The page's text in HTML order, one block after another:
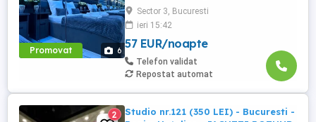
Promovat 6
Luxoase cu un desing unic si deosebit in
Sector 3 Bucuresti . Garsoniera se alfa in
Complex Rezidential Nou . Acces Bariera
Monitorizare Video in Complex ( de la
Politia Locala Sector 3 ) Loc de parcare
PRIVAT in complex ...
Sector 3, Bucuresti
ieri 15:42
57 EUR/noapte
Telefon validat
Repostat automat
2
Studio nr.121 (350 LEI) - Bucuresti -